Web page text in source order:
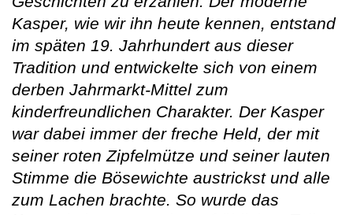
Kasper, wie wir ihn heute kennen, entstand
im späten 19. Jahrhundert aus dieser
Tradition und entwickelte sich von einem
derben Jahrmarkt-Mittel zum
kinderfreundlichen Charakter. Der Kasper
war dabei immer der freche Held, der mit
seiner roten Zipfelmütze und seiner lauten
Stimme die Bösewichte austrickst und alle
zum Lachen brachte. So wurde das